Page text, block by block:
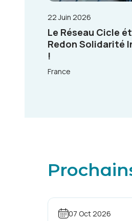
22 Juin 2026
Le Réseau Cicle
Redon Solidarité
!
France
07 Oct 2026